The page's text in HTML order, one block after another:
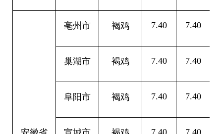
亳州市 褐鸡 7.40 7.40
巢湖市 褐鸡 7.40 7.40
阜阳市 褐鸡 7.40 7.40
7.40 7.40